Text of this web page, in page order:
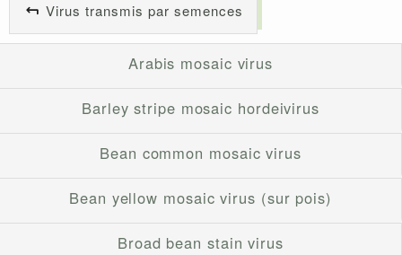
Virus transmis par semences
Arabis mosaic virus
Barley stripe mosaic hordeivirus
Bean common mosaic virus
Bean yellow mosaic virus (sur pois)
Broad bean stain virus